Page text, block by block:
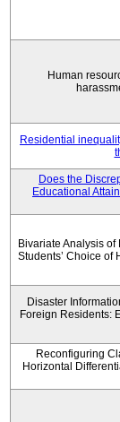
Human
Residential
Does the
Educational
Bivariate Analysis
Students’ Choice of
Disaster
Foreign Residents:
Reconfiguring
Horizontal